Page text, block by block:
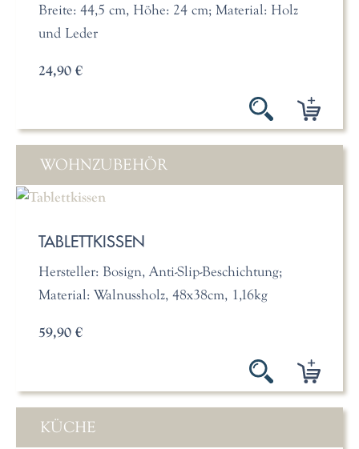
Breite: 44,5 cm, Höhe: 24 cm; Material: Holz
und Leder
24,90 €
WOHNZUBEHÖR
TABLETTKISSEN
Hersteller: Bosign, Anti-Slip-Beschichtung;
Material: Walnussholz, 48x38cm, 1,16kg
59,90 €
KÜCHE